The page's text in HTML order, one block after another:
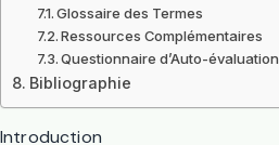
Glossaire des Termes
Ressources Complémentaires
Questionnaire d’Auto-évaluation
Bibliographie
Introduction